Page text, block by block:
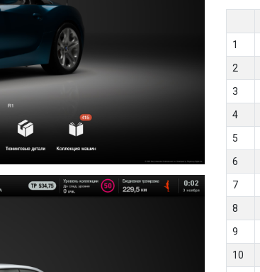
1
2
3
4
5
6
7
8
9
10